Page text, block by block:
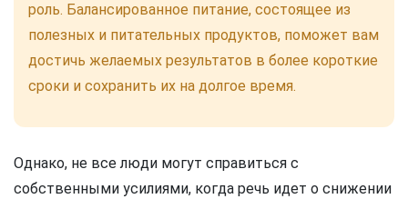
роль. Балансированное питание, состоящее из
полезных и питательных продуктов, поможет вам
достичь желаемых результатов в более короткие
сроки и сохранить их на долгое время.
Однако, не все люди могут справиться с
собственными усилиями, когда речь идет о снижении